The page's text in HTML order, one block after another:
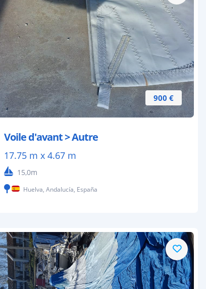
900 €
Voile d'avant > Autre
17.75 m x 4.67 m
15,0m
Huelva, Andalucía, España